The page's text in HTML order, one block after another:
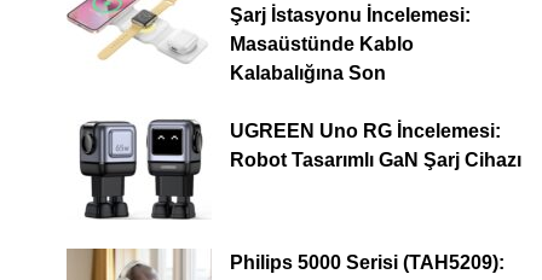
Şarj İstasyonu İncelemesi:
Masaüstünde Kablo
Kalabalığına Son
UGREEN Uno RG İncelemesi:
Robot Tasarımlı GaN Şarj Cihazı
Philips 5000 Serisi (TAH5209):